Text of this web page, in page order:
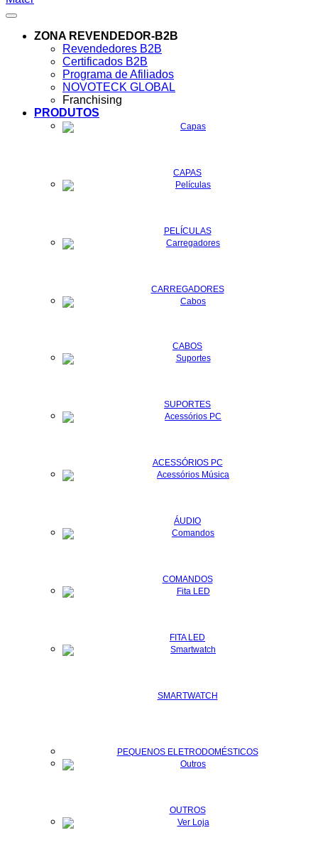
ZONA REVENDEDOR-B2B
Revendedores B2B
Certificados B2B
Programa de Afiliados
NOVOTECK GLOBAL
Franchising
PRODUTOS
CAPAS
PELÍCULAS
CARREGADORES
CABOS
SUPORTES
ACESSÓRIOS PC
ÁUDIO
COMANDOS
FITA LED
SMARTWATCH
PEQUENOS ELETRODOMÉSTICOS
OUTROS